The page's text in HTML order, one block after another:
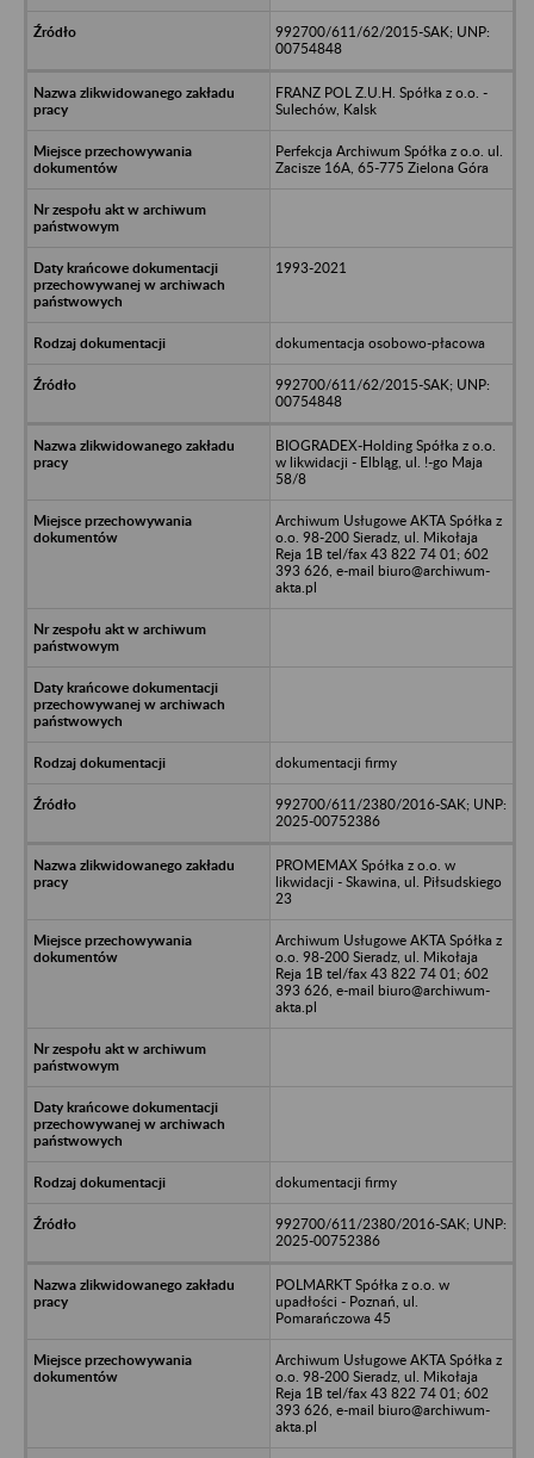
992700/611/62/2015-SAK; UNP:
00754848
FRANZ POL Z.U.H. Spółka z o.o. -
Sulechów, Kalsk
Perfekcja Archiwum Spółka z o.o. ul.
Zacisze 16A, 65-775 Zielona Góra
1993-2021
dokumentacja osobowo-płacowa
992700/611/62/2015-SAK; UNP:
00754848
BIOGRADEX-Holding Spółka z o.o.
w likwidacji - Elbląg, ul. !-go Maja
58/8
Archiwum Usługowe AKTA Spółka z
o.o. 98-200 Sieradz, ul. Mikołaja
Reja 1B tel/fax 43 822 74 01; 602
393 626, e-mail biuro@archiwum-
akta.pl
dokumentacji firmy
992700/611/2380/2016-SAK; UNP:
2025-00752386
PROMEMAX Spółka z o.o. w
likwidacji - Skawina, ul. Piłsudskiego
23
Archiwum Usługowe AKTA Spółka z
o.o. 98-200 Sieradz, ul. Mikołaja
Reja 1B tel/fax 43 822 74 01; 602
393 626, e-mail biuro@archiwum-
akta.pl
dokumentacji firmy
992700/611/2380/2016-SAK; UNP:
2025-00752386
POLMARKT Spółka z o.o. w
upadłości - Poznań, ul.
Pomarańczowa 45
Archiwum Usługowe AKTA Spółka z
o.o. 98-200 Sieradz, ul. Mikołaja
Reja 1B tel/fax 43 822 74 01; 602
393 626, e-mail biuro@archiwum-
akta.pl